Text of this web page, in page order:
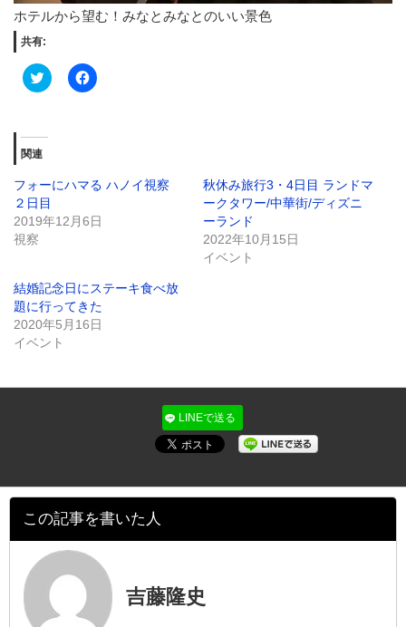
ホテルから望む！みなとみなとのいい景色
共有:
Click
to
(新
ィ
ン
ド
ウ
で
Facebook
で
リ
ッ
し
て
(新
し
い
ウ
ィ
関連
フォーにハマる ハノイ視察
２日目
2019年12月6日
視察
秋休み旅行3・4日目 ランドマ
ークタワー/中華街/ディズニ
ーランド
2022年10月15日
イベント
結婚記念日にステーキ食べ放
題に行ってきた
2020年5月16日
イベント
LINEで送る
この記事を書いた人
吉藤隆史